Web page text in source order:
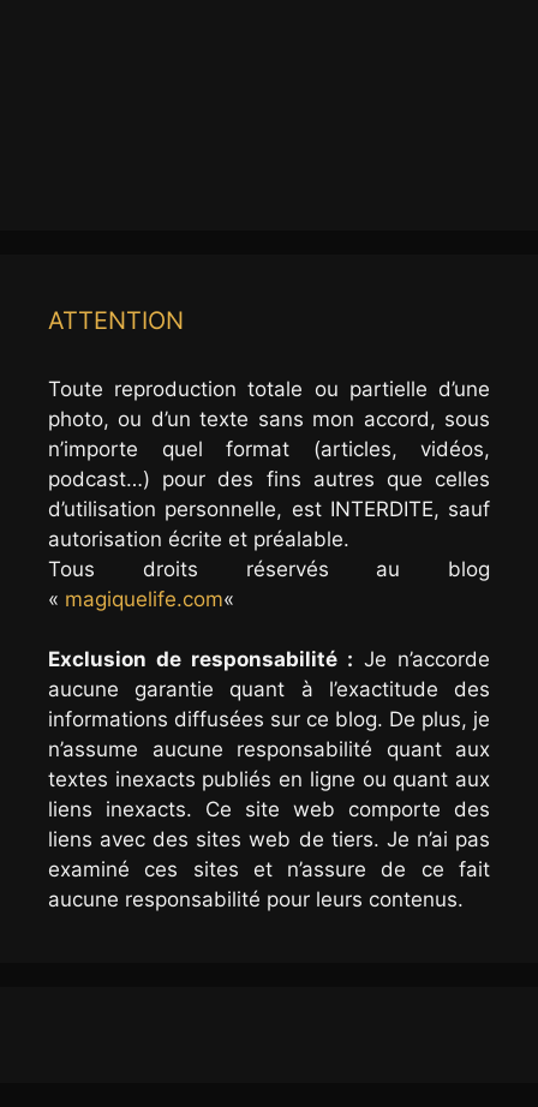
ATTENTION
Toute reproduction totale ou partielle d’une
photo, ou d’un texte sans mon accord, sous
n’importe quel format (articles, vidéos,
podcast…) pour des fins autres que celles
d’utilisation personnelle, est INTERDITE, sauf
autorisation écrite et préalable.
Tous droits réservés au blog
« magiquelife.com«
Exclusion de responsabilité : Je n’accorde
aucune garantie quant à l’exactitude des
informations diffusées sur ce blog. De plus, je
n’assume aucune responsabilité quant aux
textes inexacts publiés en ligne ou quant aux
liens inexacts. Ce site web comporte des
liens avec des sites web de tiers. Je n’ai pas
examiné ces sites et n’assure de ce fait
aucune responsabilité pour leurs contenus.